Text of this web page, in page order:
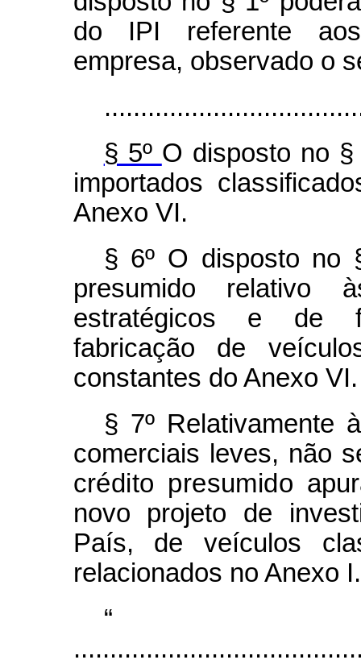
do IPI referente
empresa, observado o
§ 5º O disposto no
importados
Anexo VI.
§ 6º O disposto no
presumido relativo
estratégicos e de
fabricação de
constantes do Anexo VI.
§ 7º Relativamente
comerciais leves, não
crédito presumido
novo projeto de
País, de veículos
relacionados no Anexo